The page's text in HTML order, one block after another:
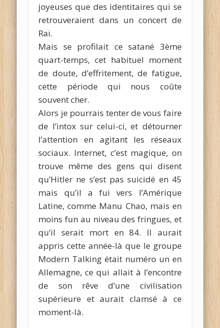
joyeuses que des identitaires qui se
retrouveraient dans un concert de
Raï.
Mais se profilait ce satané 3ème
quart-temps, cet habituel moment
de doute, d’effritement, de fatigue,
cette période qui nous coûte
souvent cher.
Alors je pourrais tenter de vous faire
de l’intox sur celui-ci, et détourner
l’attention en agitant les réseaux
sociaux. Internet, c’est magique, on
trouve même des gens qui disent
qu’Hitler ne s’est pas suicidé en 45
mais qu’il a fui vers l’Amérique
Latine, comme Manu Chao, mais en
moins fun au niveau des fringues, et
qu’il serait mort en 84. Il aurait
appris cette année-là que le groupe
Modern Talking était numéro un en
Allemagne, ce qui allait à l’encontre
de son rêve d’une civilisation
supérieure et aurait clamsé à ce
moment-là.